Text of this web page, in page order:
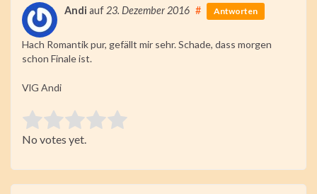
Andi auf 23. Dezember 2016 # Antworten
Hach Romantik pur, gefällt mir sehr. Schade, dass morgen
schon Finale ist.
VlG Andi
Rate this item:
Submit Rating
No votes yet.